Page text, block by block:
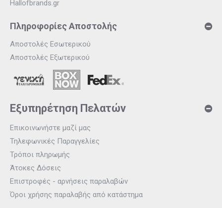
Hallofbrands.gr
Πληροφορίες Αποστολής
Αποστολές Εσωτερικού
Αποστολές Εξωτερικού
Εξυπηρέτηση Πελατών
Επικοινωνήστε μαζί μας
Τηλεφωνικές Παραγγελίες
Τρόποι πληρωμής
Άτοκες Δόσεις
Επιστροφές - αρνήσεις παραλαβών
Όροι χρήσης παραλαβής από κατάστημα